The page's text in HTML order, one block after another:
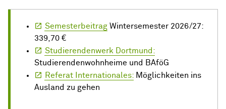
Semesterbeitrag Wintersemester 2026/27:
339,70 €
Studierendenwerk Dortmund:
Studierendenwohnheime und BAföG
Referat Internationales: Möglichkeiten ins
Ausland zu gehen